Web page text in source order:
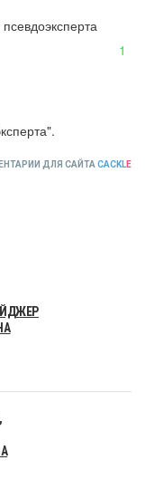
1
ДЛЯ САЙТА CACKLE